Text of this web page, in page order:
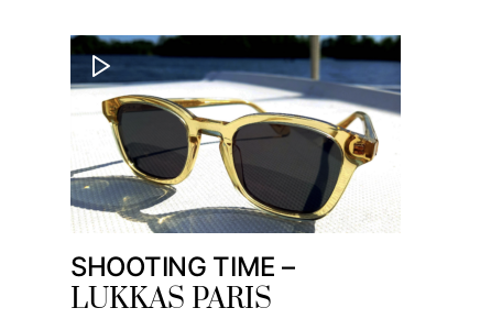
SHOOTING TIME –
LUKKAS PARIS